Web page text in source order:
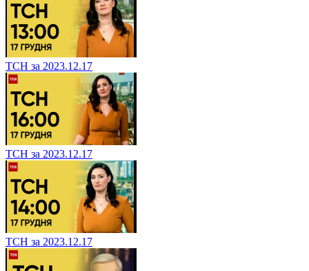
ТСН за 2023.12.17
ТСН за 2023.12.17
ТСН за 2023.12.17